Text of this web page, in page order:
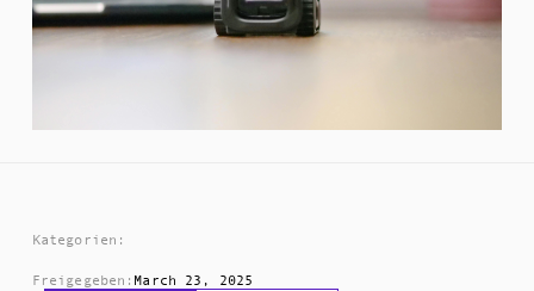
Kategorien:
Freigegeben: March 23, 2025